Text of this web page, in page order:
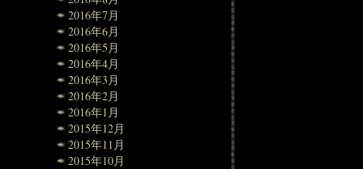
2016年7月
2016年6月
2016年5月
2016年4月
2016年3月
2016年2月
2016年1月
2015年12月
2015年11月
2015年10月